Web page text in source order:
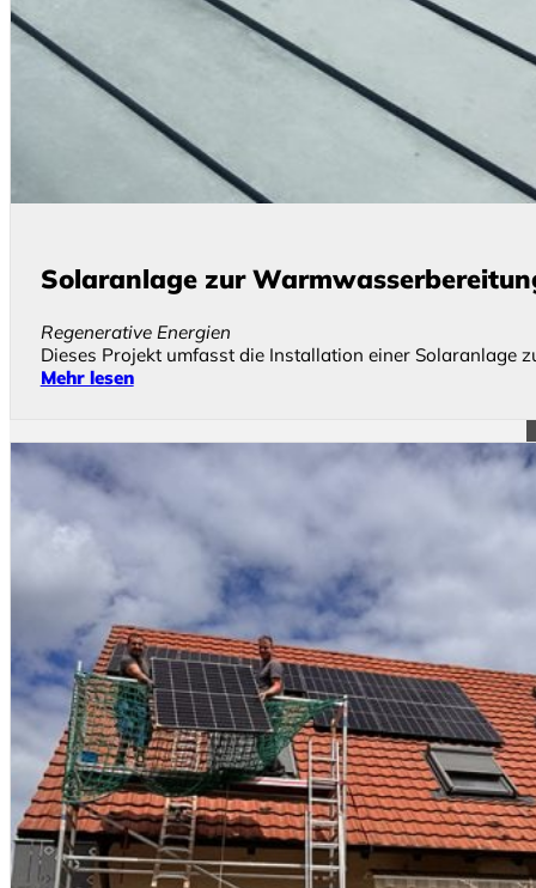
Solaranlage zur
Regenerative Energien
Dieses Projekt umfasst die Installation einer Solaranlage
Mehr lesen